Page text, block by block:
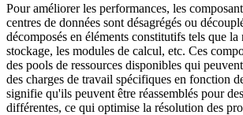
Pour améliorer les performances, les
centres de données sont désagrégés ou
décomposés en éléments constitutifs tels que la
stockage, les modules de calcul, etc. Ces
des pools de ressources disponibles qui
des charges de travail spécifiques en fonction
signifie qu'ils peuvent être réassemblés pour
différentes, ce qui optimise la résolution des